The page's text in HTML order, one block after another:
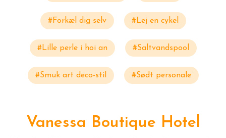
#Forkæl dig selv #Lej en cykel
#Lille perle i hoi an #Saltvandspool
#Smuk art deco-stil #Sødt personale
Vanessa Boutique Hotel